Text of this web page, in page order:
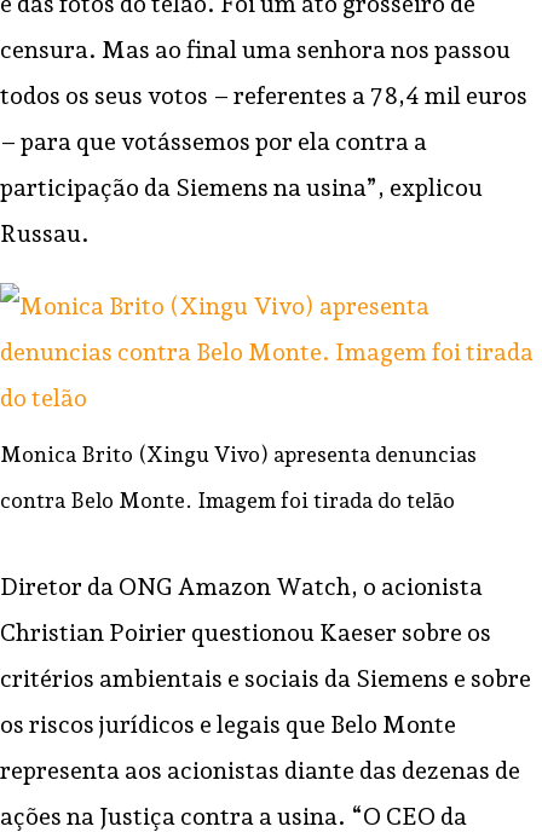
censura. Mas ao final uma senhora nos passou
todos os seus votos – referentes a 78,4 mil euros
– para que votássemos por ela contra a
participação da Siemens na usina”, explicou
Russau.
Monica Brito (Xingu Vivo) apresenta denuncias
contra Belo Monte. Imagem foi tirada do telão
Diretor da ONG Amazon Watch, o acionista
Christian Poirier questionou Kaeser sobre os
critérios ambientais e sociais da Siemens e sobre
os riscos jurídicos e legais que Belo Monte
representa aos acionistas diante das dezenas de
ações na Justiça contra a usina. “O CEO da